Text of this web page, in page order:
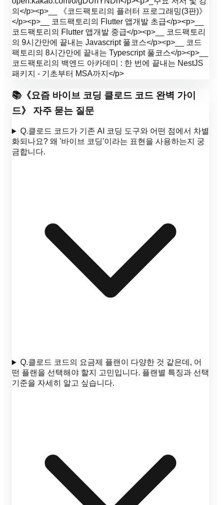
의</p><p>__ 《코드팩토리의 플러터 프로그래밍(3판)》
</p><p>__ 코드팩토리의 Flutter 앱개발 초급</p><p>__
코드팩토리의 Flutter 앱개발 중급</p><p>__ 코드팩토리
의 9시간만에 끝내는 Javascript 풀코스</p><p>__ 코드
팩토리의 8시간만에 끝내는 Typescript 풀코스</p><p>__
코드팩토리의 백엔드 아카데미 : 한 번에 끝내는 NestJS
패키지 - 기초부터 MSA까지</p>
📚 《요즘 바이브 코딩 클로드 코드 완벽 가이
드》 자주 묻는 질문
Q.클로드 코드가 기존 AI 코딩 도구와 어떤 점에서 차별
화되나요? 왜 '바이브 코딩'이라는 표현을 사용하는지 궁
금합니다.
Q.클로드 코드의 요금제 플랜이 다양한 것 같은데, 어
떤 플랜을 선택해야 할지 고민입니다. 플랜별 특징과 선택
기준을 자세히 알고 싶습니다.